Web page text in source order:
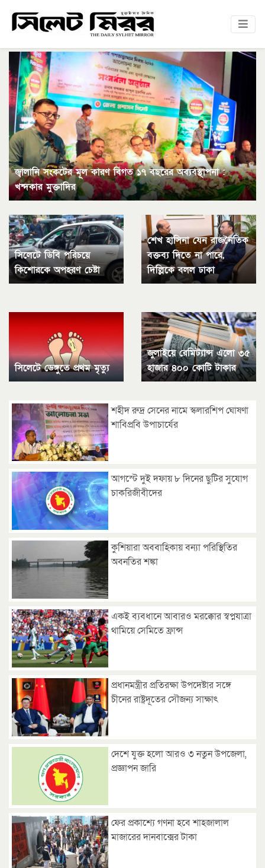
জ্বালানি সংকটের মূল কারণ বিগত ১৭ বছরের অব্যবস্থাপনা :
খন্দকার মুক্তাদির
সিলেটে ডিবি পরিচয়ে
কিশোরকে অপহরণ চেষ্টা
শেখ হাসিনা যেন রাজনৈতিক
বক্তব্য দিতে না পারে,
দিল্লিকে বলল ঢাকা
সিলেটে ডেঙ্গুতে প্রথম মৃত্যু
জুলাইয়ে রেমিট্যান্স এলো ৩৫
হাজার ৪০০ কোটি টাকার
শহীদ রুদ্র সেনের নামে স্কলারশিপ ঘোষণা
শাবিপ্রবি উপাচার্যের
আগস্টে দুই দফায় ৮ দিনের ছুটির সুযোগ
চাকরিজীবীদের
কুশিয়ারা অববাহিকায় বন্যা পরিস্থিতির
অবনতির শঙ্কা
একই ব্যবধানে আবারও মরক্কোর স্বপ্নযাত্রা
থামিয়ে সেমিতে ফ্রান্স
প্রধানমন্ত্রীর প্রতিরক্ষা উপদেষ্টার সঙ্গে
চীনের রাষ্ট্রদূতের সৌজন্য সাক্ষাৎ
দেশে যুক্ত হলো আরও ৩ নতুন উপজেলা,
প্রজ্ঞাপন জারি
ফের প্রকাশ্যে গণনা হবে শাহজালাল
মাজারের দানবাক্সের টাকা